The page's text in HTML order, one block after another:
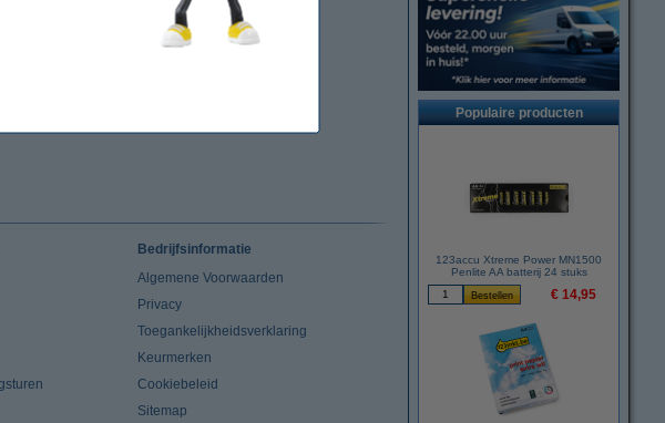
Populaire producten
123accu Xtreme Power MN1500
Penlite AA batterij 24 stuks
€ 14,95
Bedrijfsinformatie
Algemene Voorwaarden
Privacy
Toegankelijkheidsverklaring
Keurmerken
Cookiebeleid
Sitemap